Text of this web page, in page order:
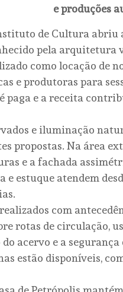
e produções
de Cultura abriu
pela arquitetura
como locação de
e produtoras para
paga e a receita
e iluminação
propostas. Na área
e a fachada
e estuque atendem
com
rotas de circulação,
acervo e a
estão disponíveis,